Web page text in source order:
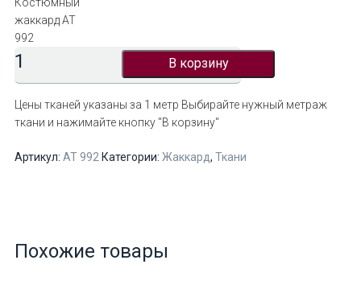
жаккард АТ
992
В корзину
Цены тканей указаны за 1 метр Выбирайте нужный метраж
ткани и нажимайте кнопку "В корзину"
Артикул: АТ 992 Категории: Жаккард, Ткани
Похожие товары